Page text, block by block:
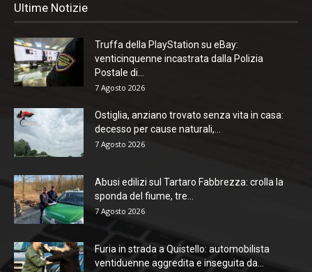
Ultime Notizie
Truffa della PlayStation su eBay:
venticinquenne incastrata dalla Polizia
Postale di...
7 Agosto 2026
Ostiglia, anziano trovato senza vita in casa:
decesso per cause naturali,...
7 Agosto 2026
Abusi edilizi sul Tartaro Fabbrezza: crolla la
sponda del fiume, tre...
7 Agosto 2026
Furia in strada a Quistello: automobilista
ventiduenne aggredita e inseguita da...